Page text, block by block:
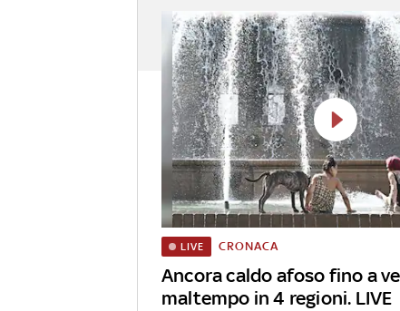
Ancora caldo afoso fino a
maltempo in 4 regioni. LIVE
LIVE CRONACA